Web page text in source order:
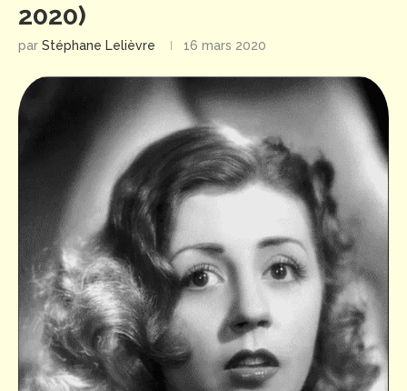
2020)
par Stéphane Lelièvre 16 mars 2020